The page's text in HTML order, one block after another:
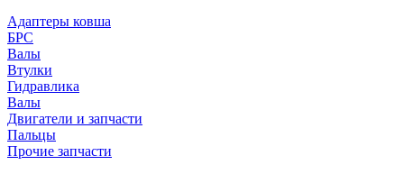
Адаптеры ковша
БРС
Валы
Втулки
Гидравлика
Валы
Двигатели и запчасти
Пальцы
Прочие запчасти